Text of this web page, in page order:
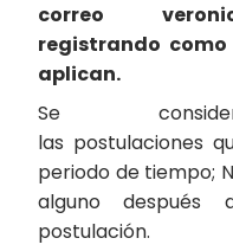
correo
registrando como
aplican.
Se
las postulaciones
periodo de tiempo;
alguno
postulación.